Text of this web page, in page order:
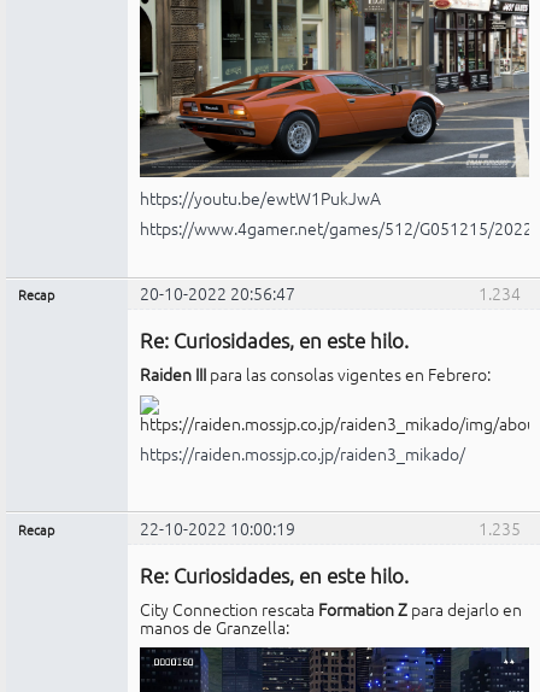
https://youtu.be/ewtW1PukJwA
https://www.4gamer.net/games/512/G051215/
1.234
Recap 20-10-2022 20:56:47
Re: Curiosidades, en este hilo.
Raiden III para las consolas vigentes en Febrero:
https://raiden.mossjp.co.jp/raiden3_mikado/
1.235
Recap 22-10-2022 10:00:19
Re: Curiosidades, en este hilo.
City Connection rescata Formation Z para dejarlo en
manos de Granzella: